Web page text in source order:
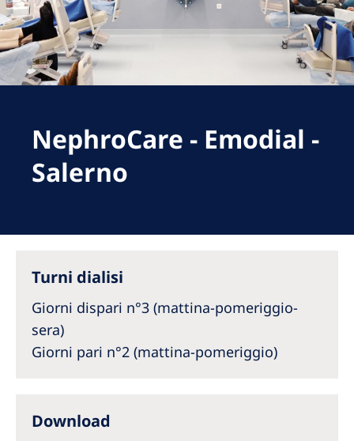
Romania
Russia
Serbia
Slovenia
Spain
Asia Pacific
Asia Pacific
Australia
NephroCare - Emodial -
Salerno
Turni dialisi
Giorni dispari n°3 (mattina-pomeriggio-
sera)
Giorni pari n°2 (mattina-pomeriggio)
Download